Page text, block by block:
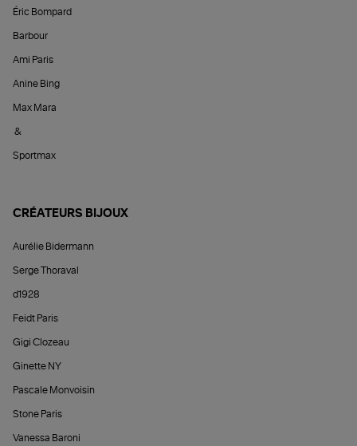
Éric Bompard
Barbour
Ami Paris
Anine Bing
Max Mara
&
Sportmax
CRÉATEURS BIJOUX
Aurélie Bidermann
Serge Thoraval
d1928
Feidt Paris
Gigi Clozeau
Ginette NY
Pascale Monvoisin
Stone Paris
Vanessa Baroni